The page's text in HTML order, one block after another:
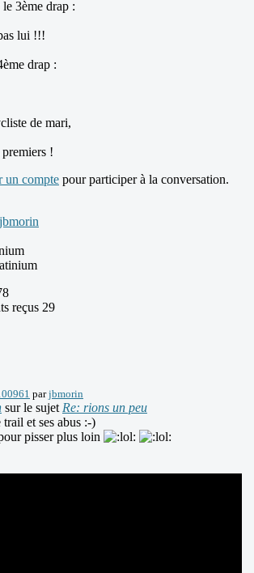
3ème drap :
lui !!!
drap :
de mari,
!
un compte pour participer à la conversation.
reçus 29
parjbmorin
sur le sujet Re: rions un peu
et ses abus :-)
pisser plus loin